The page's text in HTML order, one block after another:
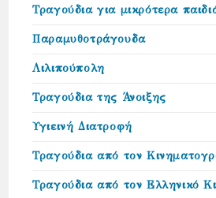
Τραγούδια για μικρότερα
Παραμυθοτράγουδα
Λιλιπούπολη
Τραγούδια της Άνοιξης
Υγιεινή Διατροφή
Τραγούδια από τον
Τραγούδια από τον Ελληνικό